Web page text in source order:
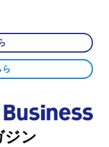
ら
ジン